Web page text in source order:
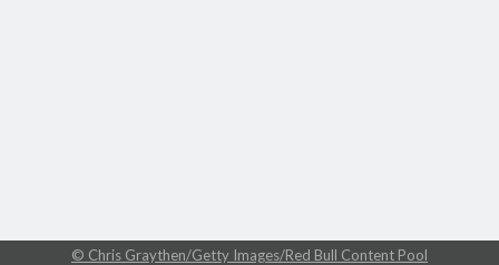
© Chris Graythen/Getty Images/Red Bull Content Pool